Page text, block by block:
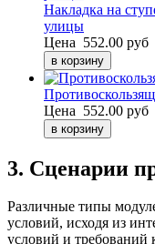
Накладка на
улицы
Цена 552.00 руб
Цена 552.00 руб
3. Сценарии
Различные типы
условий, исходя из
условий и требований